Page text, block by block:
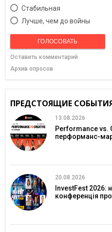
Cтабильная
Лучше, чем до войны
ГОЛОСОВАТЬ
Оставить комментарий
Архив опросов
ПРЕДСТОЯЩИЕ
13.08.2026
Performance vs.
перформанс-
20.08.2026
InvestFest 2026:
конференція про